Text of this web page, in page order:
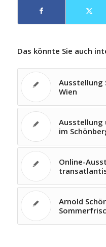
Das könnte Sie auch
Ausstellung
Wien
Ausstellung
im
Online-
Arnold